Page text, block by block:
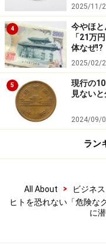
キャンプでクマ被害に
慮したい
山歩きの趣味があっ
や野外活動をするこ
ない」ことがある。
（1）食べ物を捨てな
食べ物の匂いのつい
料の保管である。
ヒトのそばに行けば
マに与えてしまい、
2025/11/
4
今やほ
「21万
体なぜ!?
2025/02/
5
現行の
見ない
2024/09/
ラン
All About > ビジネ
ヒトを恐れない「危険な
に